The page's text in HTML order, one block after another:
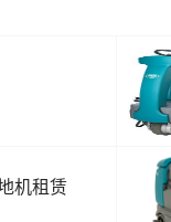
机租赁